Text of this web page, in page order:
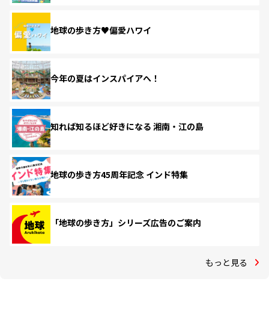
地球の歩き方♥偏愛ハワイ
今年の夏はインスパイアへ！
知れば知るほど好きになる 湘南・江の島
地球の歩き方45周年記念 インド特集
「地球の歩き方」シリーズ広告のご案内
もっと見る